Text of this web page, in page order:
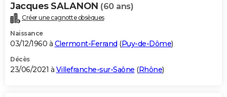
Jacques SALANON (60 ans)
Créer une cagnotte obsèques
Naissance
03/12/1960 à Clermont-Ferrand (Puy-de-Dôme)
Décès
23/06/2021 à Villefranche-sur-Saône (Rhône)